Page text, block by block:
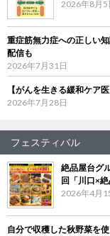
2026年8月5
重症筋無力症への正しい
配信も
2026年7月31日
【がんを生きる緩和ケア
2026年7月28日
フェスティバル
絶品屋台グ
回「川口×
2026年4月
自分で収穫した秋野菜を